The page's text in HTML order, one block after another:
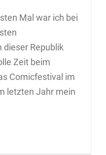
Mal war ich bei
Republik
Zeit beim
Comicfestival im
letzten Jahr mein